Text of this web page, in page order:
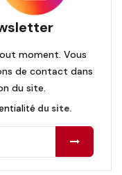
moment. Vous
de contact dans
du site.
du site.